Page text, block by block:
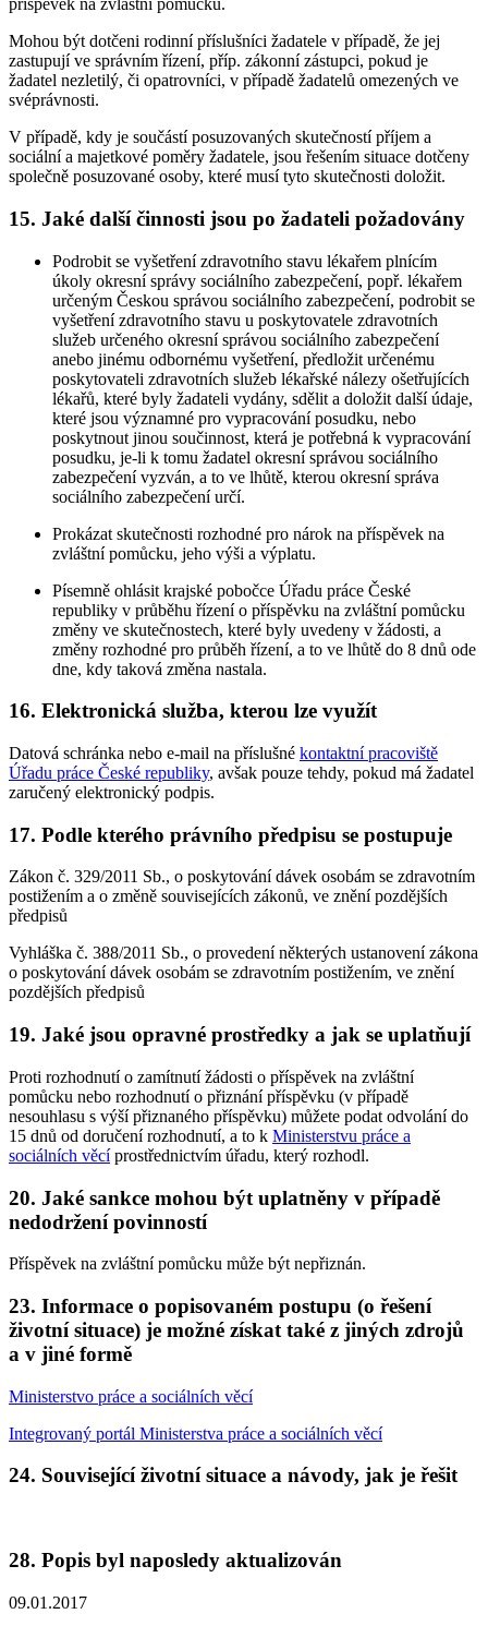
příspěvek na zvláštní pomůcku.
Mohou být dotčeni rodinní příslušníci žadatele v případě, že jej
zastupují ve správním řízení, příp. zákonní zástupci, pokud je
žadatel nezletilý, či opatrovníci, v případě žadatelů omezených ve
svéprávnosti.
V případě, kdy je součástí posuzovaných skutečností příjem a
sociální a majetkové poměry žadatele, jsou řešením situace dotčeny
společně posuzované osoby, které musí tyto skutečnosti doložit.
15. Jaké další činnosti jsou po žadateli požadovány
Podrobit se vyšetření zdravotního stavu lékařem plnícím
úkoly okresní správy sociálního zabezpečení, popř. lékařem
určeným Českou správou sociálního zabezpečení, podrobit se
vyšetření zdravotního stavu u poskytovatele zdravotních
služeb určeného okresní správou sociálního zabezpečení
anebo jinému odbornému vyšetření, předložit určenému
poskytovateli zdravotních služeb lékařské nálezy ošetřujících
lékařů, které byly žadateli vydány, sdělit a doložit další údaje,
které jsou významné pro vypracování posudku, nebo
poskytnout jinou součinnost, která je potřebná k vypracování
posudku, je-li k tomu žadatel okresní správou sociálního
zabezpečení vyzván, a to ve lhůtě, kterou okresní správa
sociálního zabezpečení určí.
Prokázat skutečnosti rozhodné pro nárok na příspěvek na
zvláštní pomůcku, jeho výši a výplatu.
Písemně ohlásit krajské pobočce Úřadu práce České
republiky v průběhu řízení o příspěvku na zvláštní pomůcku
změny ve skutečnostech, které byly uvedeny v žádosti, a
změny rozhodné pro průběh řízení, a to ve lhůtě do 8 dnů ode
dne, kdy taková změna nastala.
16. Elektronická služba, kterou lze využít
Datová schránka nebo e-mail na příslušné kontaktní pracoviště
Úřadu práce České republiky, avšak pouze tehdy, pokud má žadatel
zaručený elektronický podpis.
17. Podle kterého právního předpisu se postupuje
Zákon č. 329/2011 Sb., o poskytování dávek osobám se zdravotním
postižením a o změně souvisejících zákonů, ve znění pozdějších
předpisů
Vyhláška č. 388/2011 Sb., o provedení některých ustanovení zákona
o poskytování dávek osobám se zdravotním postižením, ve znění
pozdějších předpisů
19. Jaké jsou opravné prostředky a jak se uplatňují
Proti rozhodnutí o zamítnutí žádosti o příspěvek na zvláštní
pomůcku nebo rozhodnutí o přiznání příspěvku (v případě
nesouhlasu s výší přiznaného příspěvku) můžete podat odvolání do
15 dnů od doručení rozhodnutí, a to k Ministerstvu práce a
sociálních věcíprostřednictvím úřadu, který rozhodl.
20. Jaké sankce mohou být uplatněny v případě
nedodržení povinností
Příspěvek na zvláštní pomůcku může být nepřiznán.
23. Informace o popisovaném postupu (o řešení
životní situace) je možné získat také z jiných zdrojů
a v jiné formě
Ministerstvo práce a sociálních věcí
Integrovaný portál Ministerstva práce a sociálních věcí
24. Související životní situace a návody, jak je řešit
28. Popis byl naposledy aktualizován
09.01.2017